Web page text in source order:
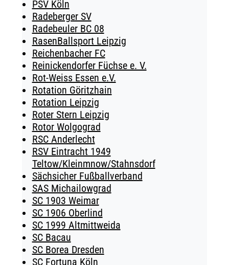
PSV Köln
Radeberger SV
Radebeuler BC 08
RasenBallsport Leipzig
Reichenbacher FC
Reinickendorfer Füchse e. V.
Rot-Weiss Essen e.V.
Rotation Göritzhain
Rotation Leipzig
Roter Stern Leipzig
Rotor Wolgograd
RSC Anderlecht
RSV Eintracht 1949
Teltow/Kleinmnow/Stahnsdorf
Sächsicher Fußballverband
SAS Michailowgrad
SC 1903 Weimar
SC 1906 Oberlind
SC 1999 Altmittweida
SC Bacau
SC Borea Dresden
SC Fortuna Köln